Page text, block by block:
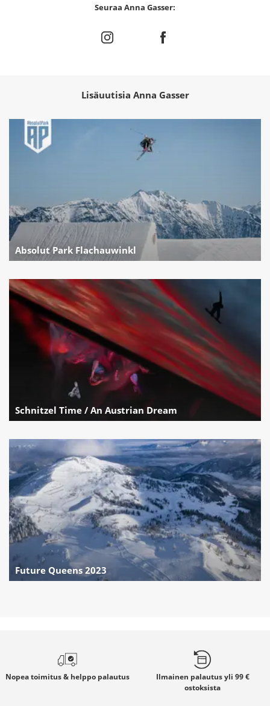
Seuraa Anna Gasser:
Lisäuutisia Anna Gasser
Absolut Park Flachauwinkl
Schnitzel Time / An Austrian Dream
Future Queens 2023
Nopea toimitus& helppo palautus Ilmainen palautusyli 99 €
ostoksista